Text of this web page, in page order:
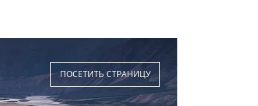
ПОСЕТИТЬ СТРАНИЦУ